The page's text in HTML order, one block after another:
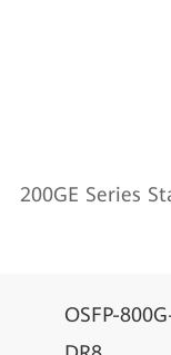
200GE Series
OSFP-